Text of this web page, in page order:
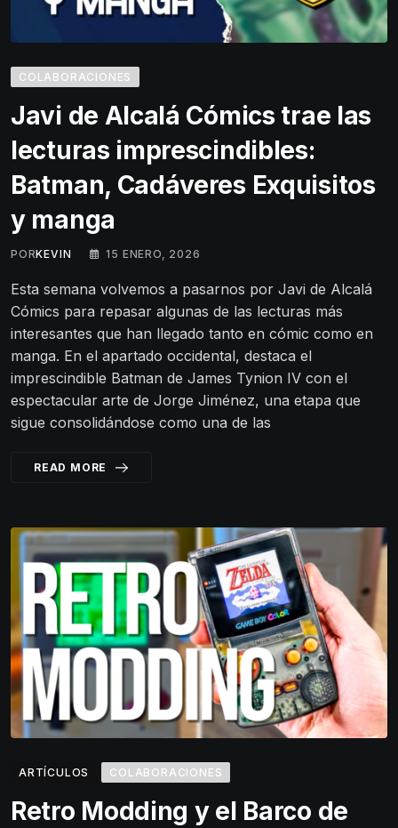
COLABORACIONES
Javi de Alcalá Cómics trae las
lecturas imprescindibles:
Batman, Cadáveres Exquisitos
y manga
PORKEVIN 15 ENERO, 2026
Esta semana volvemos a pasarnos por Javi de Alcalá
Cómics para repasar algunas de las lecturas más
interesantes que han llegado tanto en cómic como en
manga. En el apartado occidental, destaca el
imprescindible Batman de James Tynion IV con el
espectacular arte de Jorge Jiménez, una etapa que
sigue consolidándose como una de las
READ MORE
ARTÍCULOS COLABORACIONES
Retro Modding y el Barco de